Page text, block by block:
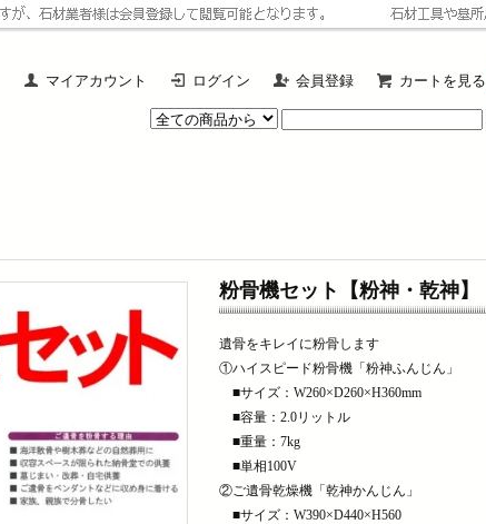
マイアカウント ログイン 会員登録 カートを見る
粉骨機セット【粉神・乾神】
遺骨をキレイに粉骨します
①ハイスピード粉骨機「粉神ふんじん」
■サイズ：W260×D260×H360mm
■容量：2.0リットル
■重量：7kg
■単相100V
②ご遺骨乾燥機「乾神かんじん」
■サイズ：W390×D440×H560